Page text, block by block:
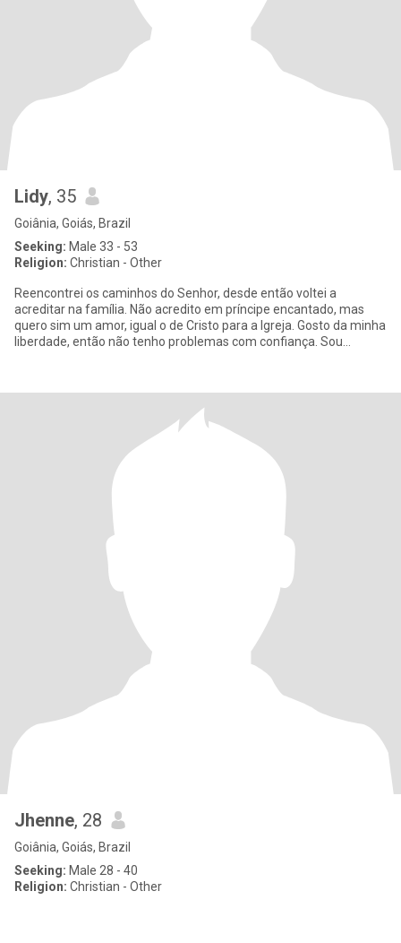
Lidy, 35
Goiânia, Goiás, Brazil
Seeking: Male 33 - 53
Religion: Christian - Other
Reencontrei os caminhos do Senhor, desde então voltei a
acreditar na família. Não acredito em príncipe encantado, mas
quero sim um amor, igual o de Cristo para a Igreja. Gosto da minha
liberdade, então não tenho problemas com confiança. Sou
Jhenne, 28
Goiânia, Goiás, Brazil
Seeking: Male 28 - 40
Religion: Christian - Other